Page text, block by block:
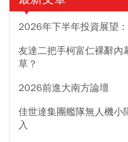
2026年下半年投資展望
友達二把手柯富仁裸辭內
草？
2026前進大南方論壇
佳世達集團艦隊無人機小
入